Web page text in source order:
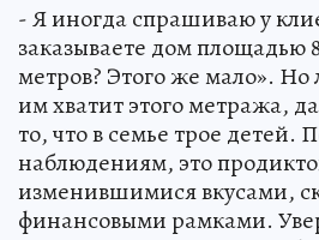
- Я иногда спрашиваю у
заказываете дом площадью
метров? Этого же мало».
им хватит этого метража,
то, что в семье трое детей.
наблюдениям, это
изменившимися вкусами,
финансовыми рамками.